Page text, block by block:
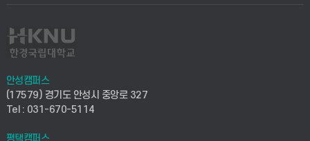
사회안전시스템공학부
컴퓨터응용수학부
ICT로봇기계공학부
사이버캠퍼스(전문학사 및 전공심화)
시설바로처리서비스
연구실안전관리시스템
산학협력단
취업지원센터
창업지원센터
안성캠퍼스
(17579) 경기도 안성시 중앙로 327
Tel : 031-670-5114
평택캠퍼스